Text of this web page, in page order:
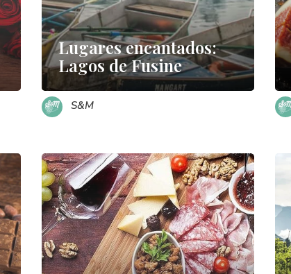
Lugares encantados:
Lagos de Fusine
S&M